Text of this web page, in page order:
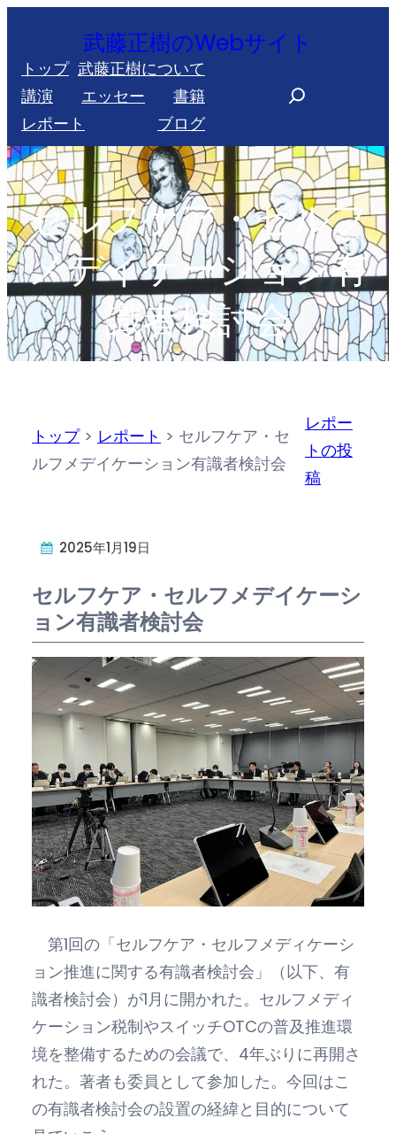
を
ス
キ
ッ
プ
武藤正樹のWebサイト
トップ 武藤正樹について
講演
エッセー
書籍
レポート
ブログ
r
c
h
セルフケア・セルフ
メデイケーション有
識者検討会
トップ> レポート > セルフケア・セ
ルフメデイケーション有識者検討会
レポー
トの投
稿
2025年1月19日
セルフケア・セルフメデイケーシ
ョン有識者検討会
第1回の「セルフケア・セルフメディケーシ
ョン推進に関する有識者検討会」（以下、有
識者検討会）が1月に開かれた。セルフメディ
ケーション税制やスイッチOTCの普及推進環
境を整備するための会議で、4年ぶりに再開さ
れた。著者も委員として参加した。今回はこ
の有識者検討会の設置の経緯と目的について